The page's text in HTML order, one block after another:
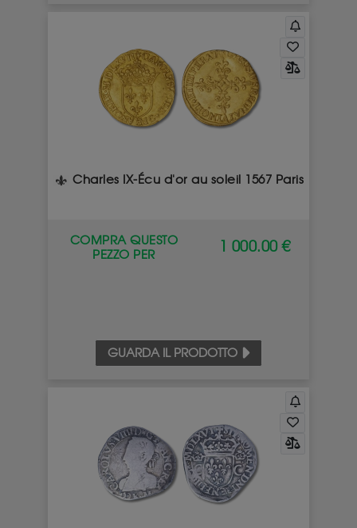
Charles IX-Écu d'or au soleil 1567 Paris
COMPRA QUESTO
PEZZO PER
1 000.00 €
GUARDA IL PRODOTTO